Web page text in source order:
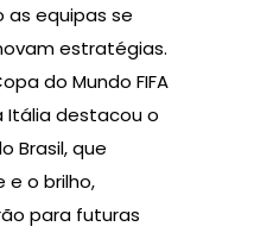
as equipas se
estratégias.
do Mundo FIFA
Itália destacou o
Brasil, que
e o brilho,
para futuras